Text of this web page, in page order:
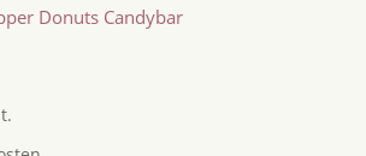
Donuts Candybar